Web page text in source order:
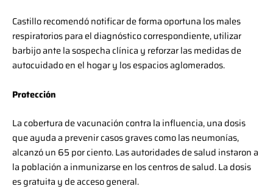
Castillo recomendó notificar de forma oportuna los males
respiratorios para el diagnóstico correspondiente, utilizar
barbijo ante la sospecha clínica y reforzar las medidas de
autocuidado en el hogar y los espacios aglomerados.
Protección
La cobertura de vacunación contra la influencia, una dosis
que ayuda a prevenir casos graves como las neumonías,
alcanzó un 65 por ciento. Las autoridades de salud instaron a
la población a inmunizarse en los centros de salud. La dosis
es gratuita y de acceso general.